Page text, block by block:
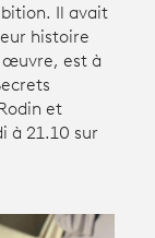
Il avait
histoire
œuvre, est à
et
à 21.10 sur